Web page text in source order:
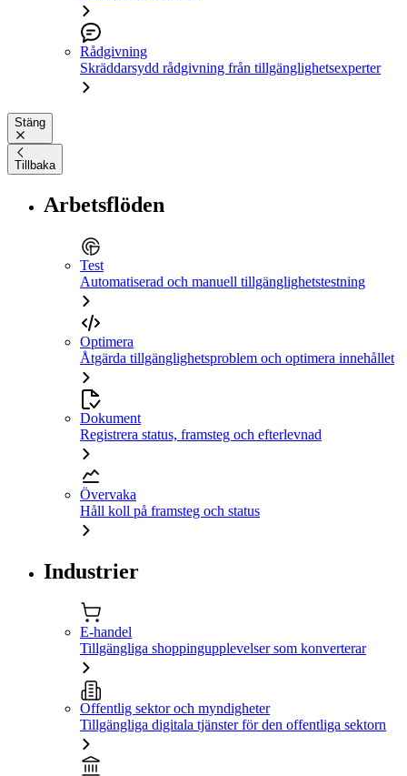
Rådgivning
Skräddarsydd rådgivning från tillgänglighetsexperter
Stäng
Tillbaka
Arbetsflöden
Test
Automatiserad och manuell tillgänglighetstestning
Optimera
Åtgärda tillgänglighetsproblem och optimera innehållet
Dokument
Registrera status, framsteg och efterlevnad
Övervaka
Håll koll på framsteg och status
Industrier
E-handel
Tillgängliga shoppingupplevelser som konverterar
Offentlig sektor och myndigheter
Tillgängliga digitala tjänster för den offentliga sektorn